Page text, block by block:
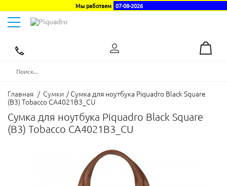
Мы работаем 07-08-2026
Toggle
navigation
Главная / Сумки / Cумка для ноутбука Piquadro Black Square
(B3) Tobacco CA4021B3_CU
Cумка для ноутбука Piquadro Black Square
(B3) Tobacco CA4021B3_CU